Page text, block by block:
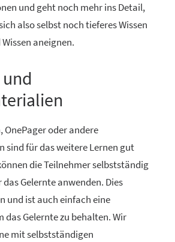
und geht noch mehr ins Detail,
also selbst noch tieferes Wissen
aneignen.
oder andere
sind für das weitere Lernen gut
die Teilnehmer selbstständig
Gelernte anwenden. Dies
und ist auch einfach eine
das Gelernte zu behalten. Wir
mit selbstständigen